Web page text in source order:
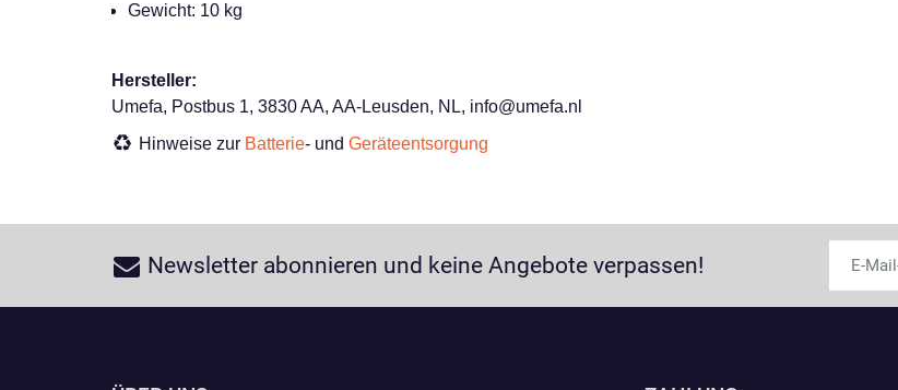
Gewicht: 10 kg
Hersteller:
Umefa, Postbus 1, 3830 AA, AA-Leusden, NL, info@umefa.nl
Hinweise zur Batterie- und Geräteentsorgung
Newsletter abonnieren und keine Angebote verpassen!